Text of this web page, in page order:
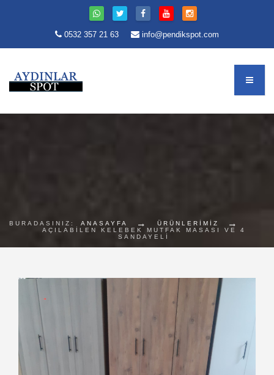
0532 357 21 63 info@pendikspot.com
BURADASINIZ: ANASAYFA
ÜRÜNLERİMİZ
AÇILABİLEN KELEBEK MUTFAK MASASI VE 4
SANDAYELİ